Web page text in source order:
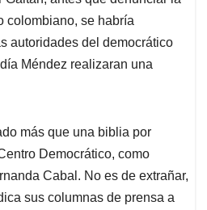
colombiano, se habría
autoridades del democrático
Méndez realizaran una
más que una biblia por
Democrático, como
Cabal. No es de extrañar,
sus columnas de prensa a